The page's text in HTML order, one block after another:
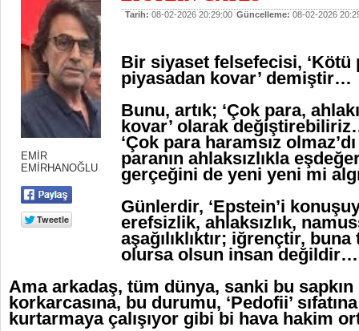
EMİR
EMİRHANOĞLU
Tarih: 08-02-2026 20:29:00 Güncelleme: 08-02-2026
Bir siyaset felsefecisi, ‘Kötü
piyasadan kovar’ demiştir…
Bunu, artık; ‘Çok para,
kovar’ olarak
‘Çok para haramsız
paranın ahlaksızlıkla
gerçeğini de yeni yeni mi
Günlerdir, ‘Epstein’i
erefsizlik, ahlaksızlık,
aşağılıklıktır; iğrençtir,
olursa olsun insan değildir…
Ama arkadaş, tüm dünya, sanki bu sapkın
korkarcasına, bu durumu, ‘Pedofii’
kurtarmaya çalışıyor gibi bi hava hakim